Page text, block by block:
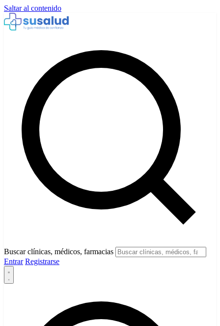
Saltar al contenido
Buscar clínicas, médicos, farmacias
Entrar Registrarse